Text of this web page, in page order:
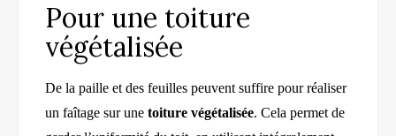
Pour une toiture
végétalisée
De la paille et des feuilles peuvent suffire pour réaliser
un faîtage sur une toiture végétalisée. Cela permet de